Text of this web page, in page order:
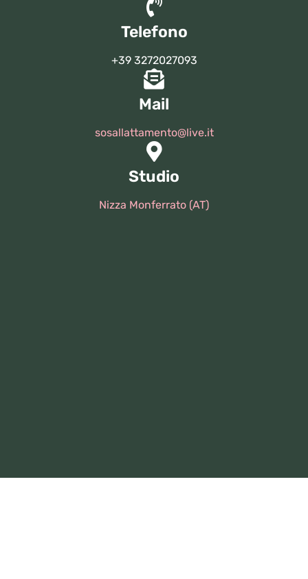
Telefono
+39 3272027093
Mail
sosallattamento@live.it
Studio
Nizza Monferrato (AT)